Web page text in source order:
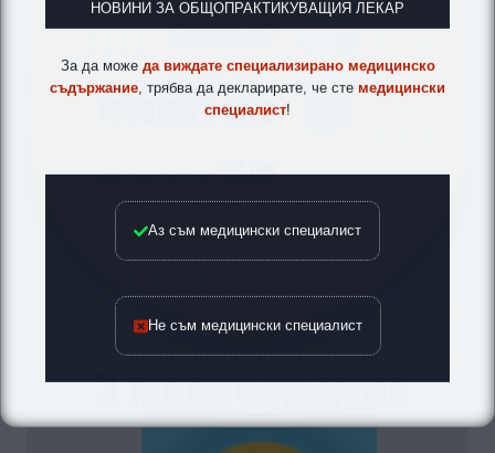
НОВИНИ ЗА ОБЩОПРАКТИКУВАЩИЯ ЛЕКАР
За да може да виждате специализирано медицинско
съдържание , трябва да декларирате, че сте медицински
специалист!
Аз съм медицински специалист
Не съм медицински специалист